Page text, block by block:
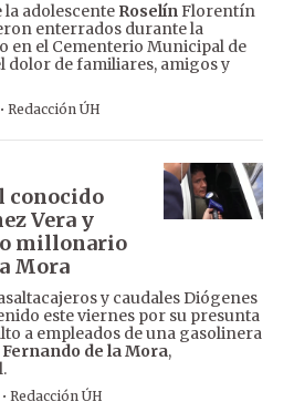
la adolescente RoselínFlorentín
enterrados durante la
en el Cementerio Municipal de
dolor de familiares, amigos y
· Redacción ÚH
conocido
Vera y
millonario
Mora
y caudales Diógenes
este viernes por su presunta
a empleados de una gasolinera
Fernando de la Mora,
· Redacción ÚH